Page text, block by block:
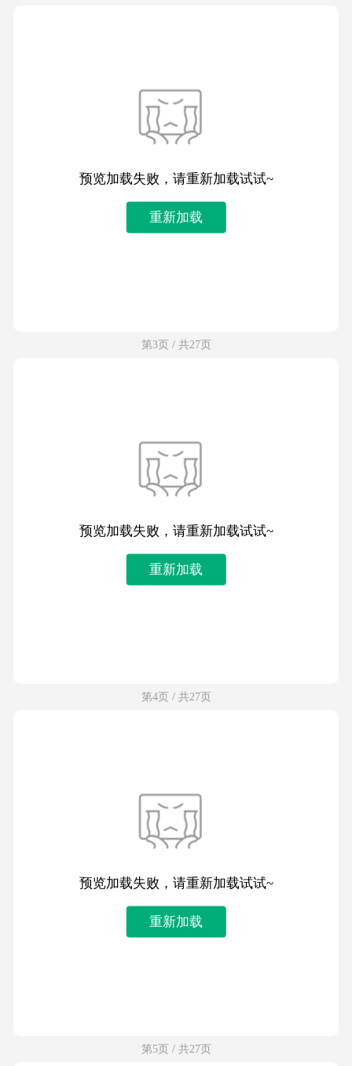
预览加载失败，请重新加载试试~
重新加载
第3页 / 共27页
预览加载失败，请重新加载试试~
重新加载
第4页 / 共27页
预览加载失败，请重新加载试试~
重新加载
第5页 / 共27页